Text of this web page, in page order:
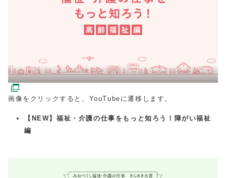
画像をクリックすると、YouTubeに遷移します。
【NEW】福祉・介護の仕事をもっと知ろう！障がい福祉
編